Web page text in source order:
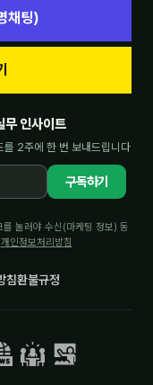
채팅)
인사이트
를 2주에 한 번 보내드립니다
구독하기
눌러야 수신(마케팅 정보) 동
개인정보처리방침
침환불규정